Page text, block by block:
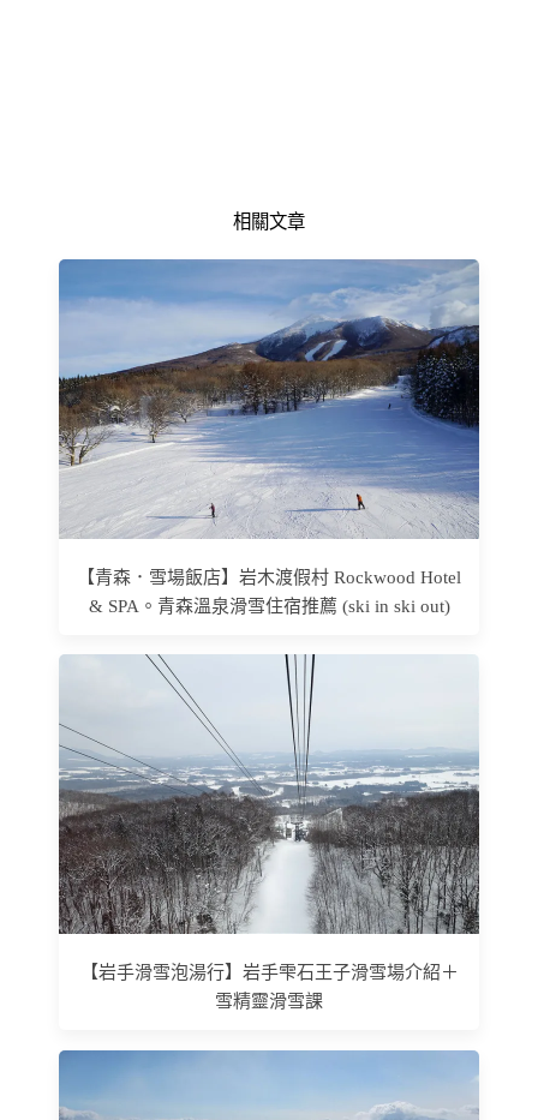
相關文章
【青森．雪場飯店】岩木渡假村 Rockwood Hotel
& SPA。青森溫泉滑雪住宿推薦 (ski in ski out)
【岩手滑雪泡湯行】岩手雫石王子滑雪場介紹＋
雪精靈滑雪課